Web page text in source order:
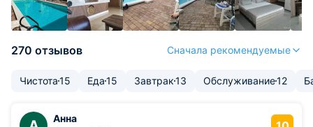
270 отзывов Сначала рекомендуемые
Чистота15 Еда15 Завтрак13 Обслуживание12
Анна